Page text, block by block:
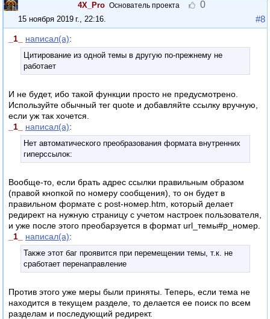
4X_Pro Основатель проекта 0
15 ноября 2019 г., 22:16 #8
_1_ написал(а):
Цитирование из одной темы в другую по-прежнему не
работает
И не будет, ибо такой функции просто не предусмотрено.
Используйте обычный тег quote и добавляйте ссылку вручную,
если уж так хочется.
_1_
написал(а):
Нет автоматического преобразования формата внутренних
гиперссылок:
Вообще-то, если брать адрес ссылки правильным образом
(правой кнопкой по номеру сообщения), то он будет в
правильном формате с post-номер.htm, который делает
редирект на нужную страницу с учетом настроек пользователя,
и уже после этого преобарзуется в формат url_темы#p_номер.
_1_
написал(а):
Также этот баг проявится при перемещении темы, т.к. не
сработает перенаправление
Против этого уже меры были приняты. Теперь, если тема не
находится в текущем разделе, то делается ее поиск по всем
разделам и последующий редирект.